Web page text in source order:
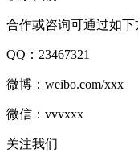
合作或咨询可通过如下
QQ：23467321
微博：weibo.com/xxx
微信：vvvxxx
关注我们